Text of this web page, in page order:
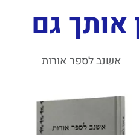
אותך גם
אשנב לספר אורות